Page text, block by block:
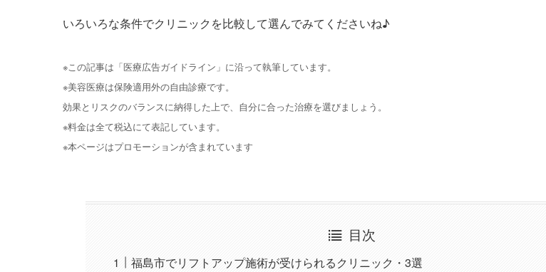
いろいろな条件でクリニックを比較して選んでみてくださいね♪
※この記事は「医療広告ガイドライン」に沿って執筆しています。
※美容医療は保険適用外の自由診療です。
効果とリスクのバランスに納得した上で、自分に合った治療を選びましょう。
※料金は全て税込にて表記しています。
※本ページはプロモーションが含まれています
目次
福島市でリフトアップ施術が受けられるクリニック・3選